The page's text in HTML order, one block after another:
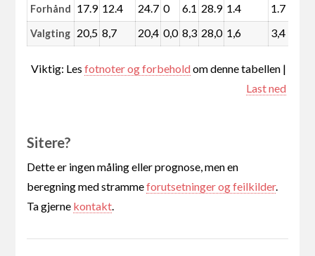
Forhånd 17.9 12.4 24.7 0 6.1 28.9 1.4 1.7
Valgting 20,5 8,7 20,4 0,0 8,3 28,0 1,6 3,4
Viktig: Lesfotnoter og forbeholdom denne tabellen |
Last ned
Sitere?
Dette er ingen måling eller prognose, men en
beregning med strammeforutsetninger og feilkilder.
Ta gjerne kontakt